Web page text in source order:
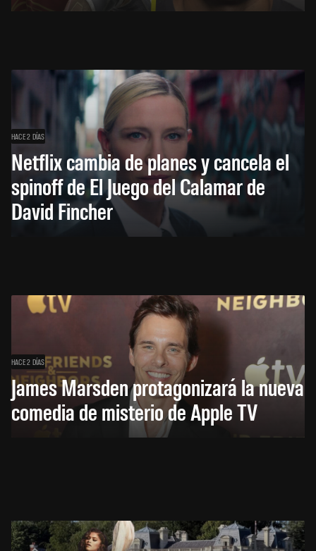
HACE 2 DÍAS
Netflix cambia de planes y cancela el
spinoff de El Juego del Calamar de
David Fincher
HACE 2 DÍAS
James Marsden protagonizará la nueva
comedia de misterio de Apple TV